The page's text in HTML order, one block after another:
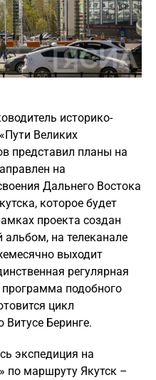
историко-
Великих
представил планы на
на
Дальнего Востока
которое будет
проекта создан
на телеканале
выходит
регулярная
подобного
цикл
Беринге.
экспедиция на
по маршруту Якутск –